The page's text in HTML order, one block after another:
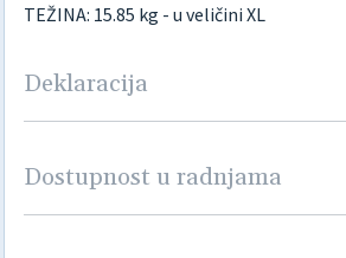
TEŽINA: 15.85 kg - u veličini XL
Deklaracija
Dostupnost u radnjama